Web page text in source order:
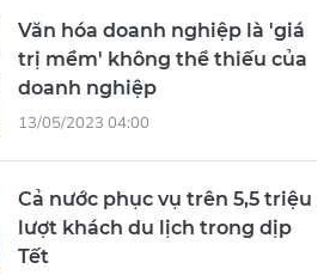
Văn hóa doanh nghiệp là 'giá
trị mềm' không thể thiếu của
doanh nghiệp
13/05/2023 04:00
Cả nước phục vụ trên 5,5 triệu
lượt khách du lịch trong dịp
Tết